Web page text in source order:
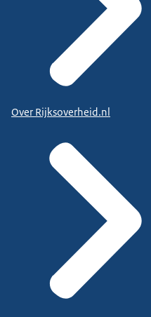
Over Rijksoverheid.nl